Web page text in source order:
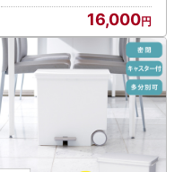
ア 美容 防寒 暖かい【mika
16,000